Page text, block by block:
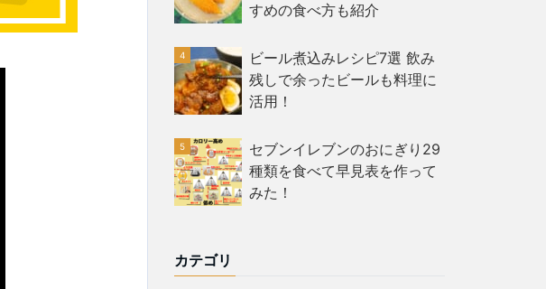
すめの食べ方も紹介
ビール煮込みレシピ7選 飲み
残しで余ったビールも料理に
活用！
セブンイレブンのおにぎり29
種類を食べて早見表を作って
みた！
カテゴリ